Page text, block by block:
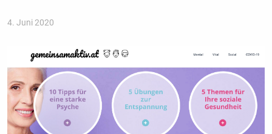
4. Juni 2020